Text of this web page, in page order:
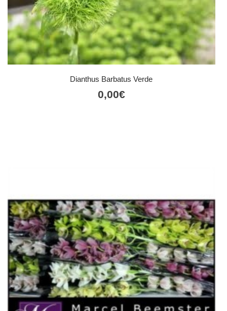
Dianthus Barbatus Verde
0,00€